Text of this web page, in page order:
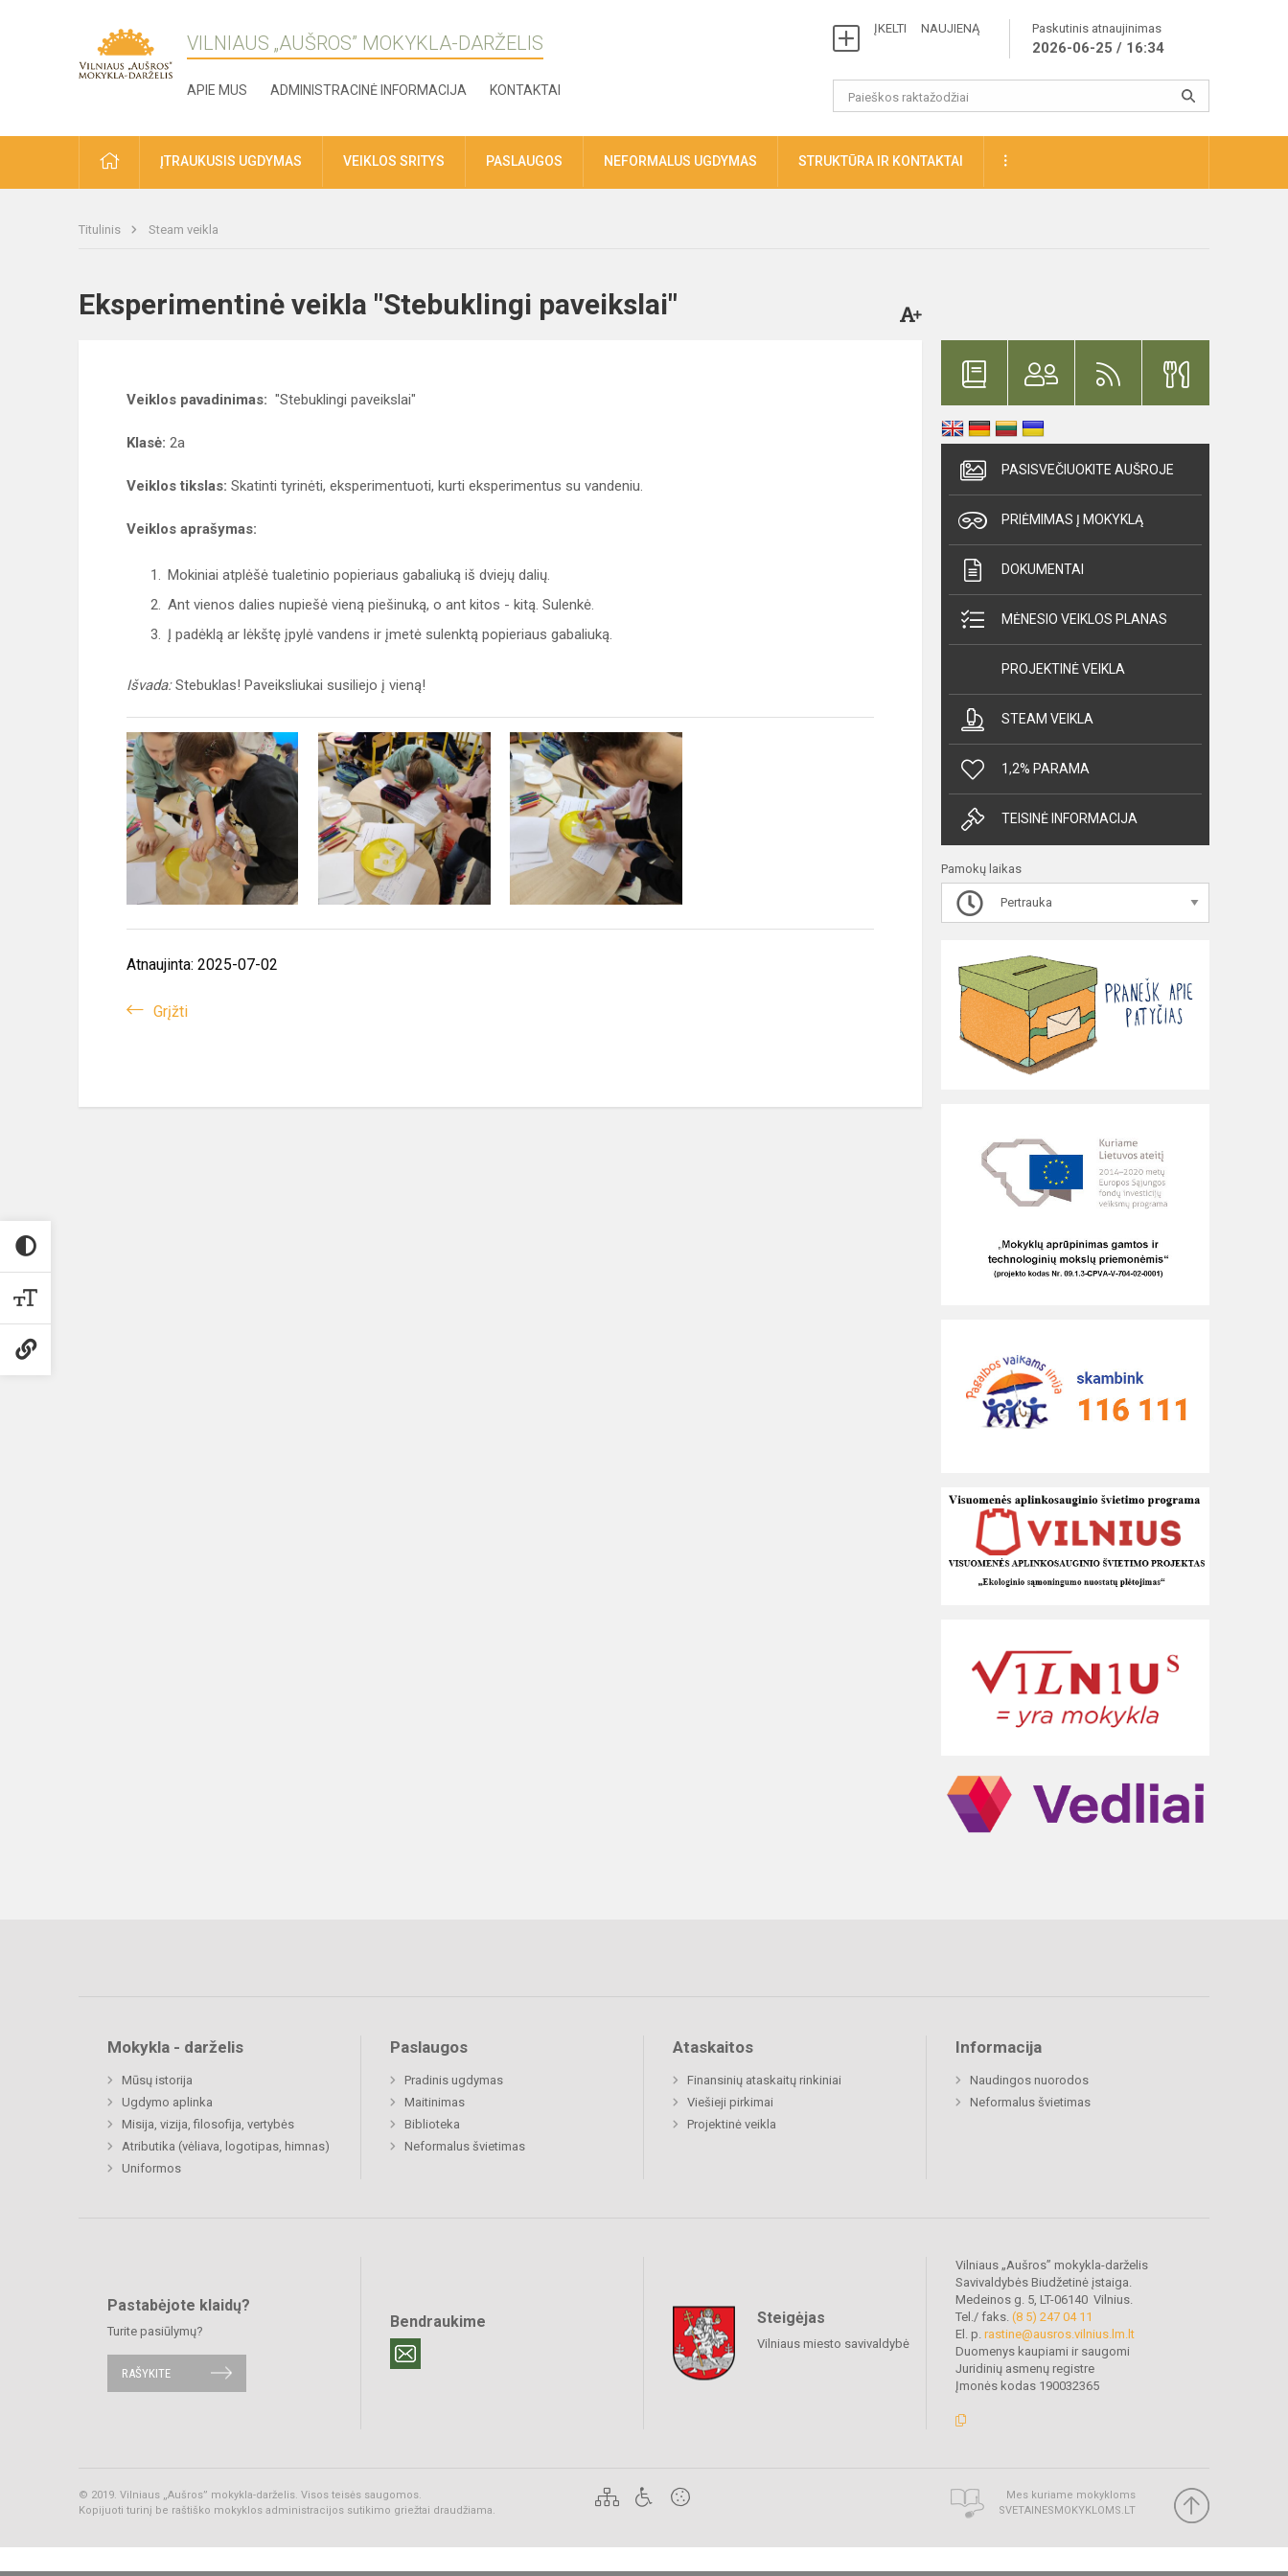
VILNIAUS „AUŠROS” MOKYKLA-DARŽELIS
APIE MUS ADMINISTRACINĖ INFORMACIJA KONTAKTAI
ĮKELTI NAUJIENĄ Paskutinis atnaujinimas
2026-06-25 / 16:34
ĮTRAUKUSIS UGDYMAS VEIKLOS SRITYS PASLAUGOS NEFORMALUS UGDYMAS STRUKTŪRA IR KONTAKTAI
Titulinis Steam veikla
Eksperimentinė veikla "Stebuklingi paveikslai"
Veiklos pavadinimas: "Stebuklingi paveikslai"
Klasė: 2a
Veiklos tikslas: Skatinti tyrinėti, eksperimentuoti, kurti eksperimentus su vandeniu.
Veiklos aprašymas:
Mokiniai atplėšė tualetinio popieriaus gabaliuką iš dviejų dalių.
Ant vienos dalies nupiešė vieną piešinuką, o ant kitos - kitą. Sulenkė.
Į padėklą ar lėkštę įpylė vandens ir įmetė sulenktą popieriaus gabaliuką.
Išvada:Stebuklas! Paveiksliukai susiliejo į vieną!
Atnaujinta: 2025-07-02
Grįžti
PASISVEČIUOKITE AUŠROJE
PRIĖMIMAS Į MOKYKLĄ
DOKUMENTAI
MĖNESIO VEIKLOS PLANAS
PROJEKTINĖ VEIKLA
STEAM VEIKLA
1,2% PARAMA
TEISINĖ INFORMACIJA
Pamokų laikas
Pertrauka
Mokykla - darželis
Mūsų istorija
Ugdymo aplinka
Misija, vizija, filosofija, vertybės
Atributika (vėliava, logotipas, himnas)
Uniformos
Paslaugos
Pradinis ugdymas
Maitinimas
Biblioteka
Neformalus švietimas
Ataskaitos
Finansinių ataskaitų rinkiniai
Viešieji pirkimai
Projektinė veikla
Informacija
Naudingos nuorodos
Neformalus švietimas
Pastabėjote klaidų?
Turite pasiūlymų?
RAŠYKITE
Bendraukime Steigėjas
Vilniaus miesto savivaldybė
Vilniaus „Aušros” mokykla-darželis
Savivaldybės Biudžetinė įstaiga.
Medeinos g. 5, LT-06140 Vilnius.
Tel./ faks. (8 5) 247 04 11
El. p. rastine@ausros.vilnius.lm.lt
Duomenys kaupiami ir saugomi
Juridinių asmenų registre
Įmonės kodas 190032365
© 2019. Vilniaus „Aušros” mokykla-darželis. Visos teisės saugomos.
Kopijuoti turinį be raštiško mokyklos administracijos sutikimo griežtai draudžiama.
Mes kuriame mokykloms
SVETAINESMOKYKLOMS.LT